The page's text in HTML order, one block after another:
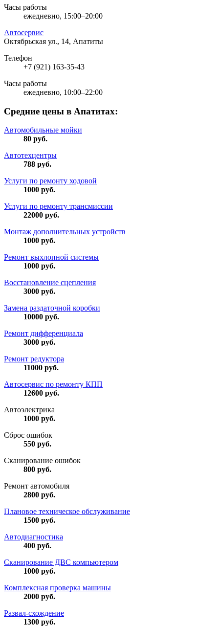
Часы работы
ежедневно, 15:00–20:00
Автосервис
Октябрьская ул., 14, Апатиты
Телефон
+7 (921) 163-35-43
Часы работы
ежедневно, 10:00–22:00
Средние цены в Апатитах:
Автомобильные мойки
80 руб.
Автотехцентры
788 руб.
Услуги по ремонту ходовой
1000 руб.
Услуги по ремонту трансмиссии
22000 руб.
Монтаж дополнительных устройств
1000 руб.
Ремонт выхлопной системы
1000 руб.
Восстановление сцепления
3000 руб.
Замена раздаточной коробки
10000 руб.
Ремонт дифференциала
3000 руб.
Ремонт редуктора
11000 руб.
Автосервис по ремонту КПП
12600 руб.
Автоэлектрика
1000 руб.
Сброс ошибок
550 руб.
Сканирование ошибок
800 руб.
Ремонт автомобиля
2800 руб.
Плановое техническое обслуживание
1500 руб.
Автодиагностика
400 руб.
Сканирование ДВС компьютером
1000 руб.
Комплексная проверка машины
2000 руб.
Развал-схождение
1300 руб.